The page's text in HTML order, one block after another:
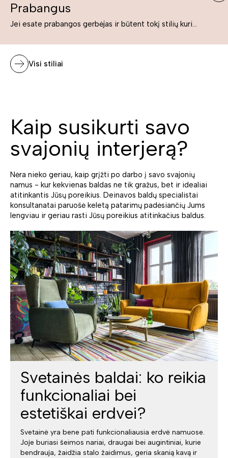
Prabangus
Jei esate prabangos gerbėjas ir būtent tokį stilių kuriate savo namuose ar biure, tuomet solidūs, prabangūs baldai nepriekaištingai įsilies į Jūsų kuriamą interjerą.
Visi stiliai
Kaip susikurti savo
svajonių interjerą?
Nėra nieko geriau, kaip grįžti po darbo į savo svajonių
namus - kur kekvienas baldas ne tik gražus, bet ir idealiai
atitinkantis Jūsų poreikius. Deinavos baldų specialistai
konsultanatai paruošė keletą patarimų padėsiančių Jums
lengviau ir geriau rasti Jūsų poreikius atitinkačius baldus.
Svetainės baldai: ko reikia
funkcionaliai bei
estetiškai erdvei?
Svetainė yra bene pati funkcionaliausia erdvė namuose.
Joje buriasi šeimos nariai, draugai bei augintiniai, kurie
bendrauja, žaidžia stalo žaidimus, geria skanią kavą ir